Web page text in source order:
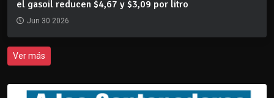
el gasoil reducen $4,67 y $3,09 por litro
Jun 30 2026
Ver más